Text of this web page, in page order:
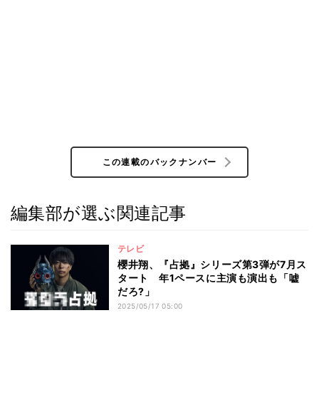
この連載のバックナンバー
編集部が選ぶ関連記事
テレビ
櫻井翔、『占拠』シリーズ第3弾が7月ス
タート 年1ペースに主演も演出も「嘘
だろ?」
2025/05/17 05:00